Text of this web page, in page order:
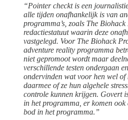
“Pointer checkt is een
alle tijden onafhankelijk is van
programma’s, zoals The
redactiestatuut waarin deze
vastgelegd. Voor The Biohack
adventure reality programma
niet gepromoot wordt maar
verschillende testen ondergaan
ondervinden wat voor hen wel of
daarmee of ze hun algehele
controle kunnen krijgen. Govert
in het programma, er komen ook
bod in het programma.”